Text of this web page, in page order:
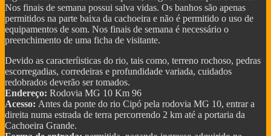
Nos finais de semana possui salva vidas. Os banhos são apenas
permitidos na parte baixa da cachoeira e não é permitido o uso de
equipamentos de som. Nos finais de semana é necessário o
preenchimento de uma ficha de visitante.
Devido as caracteríisticas do rio, tais como, terreno rochoso, pedras
escorregadias, corredeiras e profundidade variada, cuidados
redobrados deverão ser tomados.
Endereço: Rodovia MG 10 Km 96
Acesso: Antes da ponte do rio Cipó pela rodovia MG 10, entrar a
direita numa estrada de terra percorrendo 2 km até a portaria da
Cachoeira Grande.